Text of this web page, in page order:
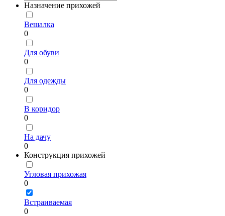
Назначение прихожей
Вешалка
0
Для обуви
0
Для одежды
0
В коридор
0
На дачу
0
Конструкция прихожей
Угловая прихожая
0
Встраиваемая
0